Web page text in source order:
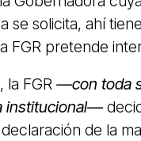
se solicita, ahí
FGR pretende
la FGR —con toda
institucional—
de la